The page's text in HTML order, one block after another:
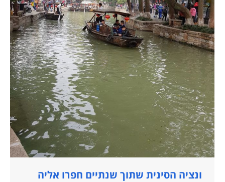
ונציה הסינית שתוך שנתיים חפרו אליה